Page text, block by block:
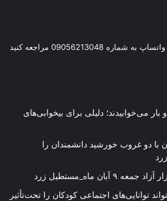
09056213048 مراجعه کنید
می‌خوابیدند؛ دلیلی برای بیخوابی‌های
دو غروب خورشید دانشمندان را
ماه_مستطیل زرد
توانایی‌های اجتماعی کودکان را تحت‌تأثیر